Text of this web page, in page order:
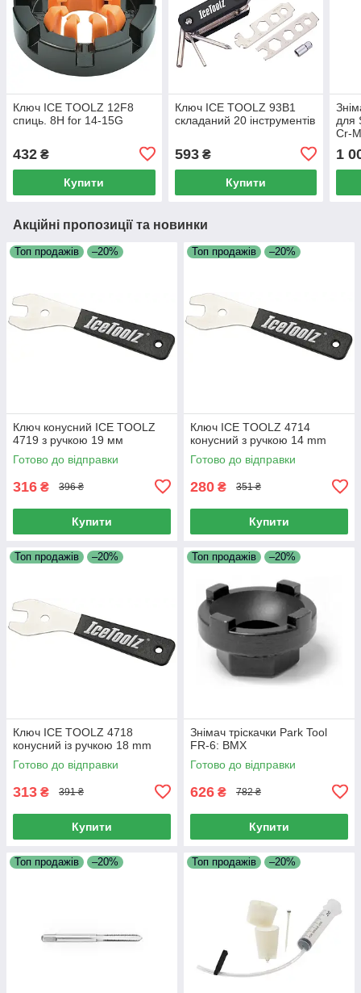
Ключ ICE TOOLZ 12F8
спиць. 8H for 14-15G
432 ₴
Купити
Ключ ICE TOOLZ 93B1
складаний 20 інструментів
593₴
Купити
для
Cr-
1
Акційні пропозиції та новинки
Топ продажів –20%
Ключ конусний ICE TOOLZ
4719 з ручкою 19 мм
Готово до відправки
316 ₴ 396 ₴
Купити
Топ продажів –20%
Ключ ICE TOOLZ 4714
конусний з ручкою 14 mm
Готово до відправки
280 ₴ 351 ₴
Купити
Топ продажів –20%
Ключ ICE TOOLZ 4718
конусний із ручкою 18 mm
Готово до відправки
313 ₴ 391 ₴
Купити
Топ продажів –20%
Знімач тріскачки Park Tool
FR-6: BMX
Готово до відправки
626 ₴ 782 ₴
Купити
Топ продажів –20% Топ продажів –20%